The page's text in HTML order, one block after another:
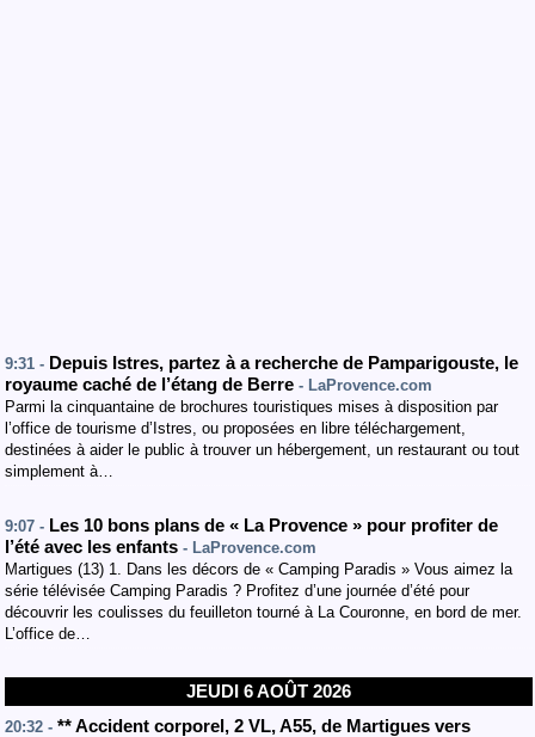
9:31 - Depuis Istres, partez à a recherche de Pamparigouste, le
royaume caché de l’étang de Berre - LaProvence.com
Parmi la cinquantaine de brochures touristiques mises à disposition par
l’office de tourisme d’Istres, ou proposées en libre téléchargement,
destinées à aider le public à trouver un hébergement, un restaurant ou tout
simplement à…
9:07 - Les 10 bons plans de « La Provence » pour profiter de
l’été avec les enfants - LaProvence.com
Martigues (13) 1. Dans les décors de « Camping Paradis » Vous aimez la
série télévisée Camping Paradis ? Profitez d’une journée d’été pour
découvrir les coulisses du feuilleton tourné à La Couronne, en bord de mer.
L’office de…
JEUDI 6 AOÛT 2026
20:32 - **Accident corporel , 2 VL,A55, de Martigues vers